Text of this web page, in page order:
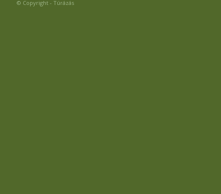
© Copyright - Túrázás